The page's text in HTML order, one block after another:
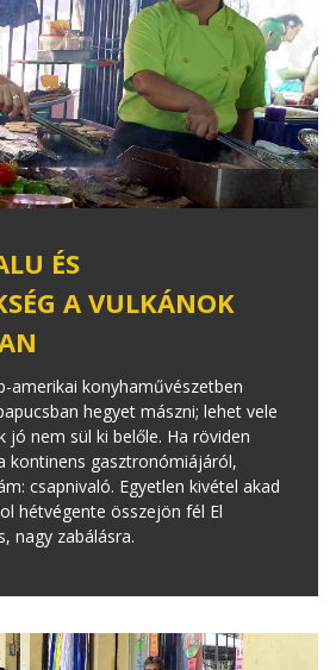
ÉS
A VULKÁNOK
amerikai konyhaművészetben
hegyet mászni; lehet vele
jó nem sül ki belőle. Ha röviden
kontinens gasztronómiájáról,
csapnivaló. Egyetlen kivétel akad
hétvégente összejön fél El
nagy zabálásra.